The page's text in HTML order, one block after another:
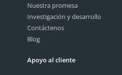
Nuestra promesa
Investigación y desarrollo
Contáctenos
Blog
Apoyo al cliente